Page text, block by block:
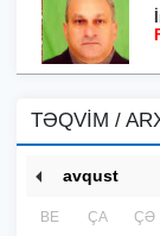
TƏQVİM /
BE ÇA ÇƏ